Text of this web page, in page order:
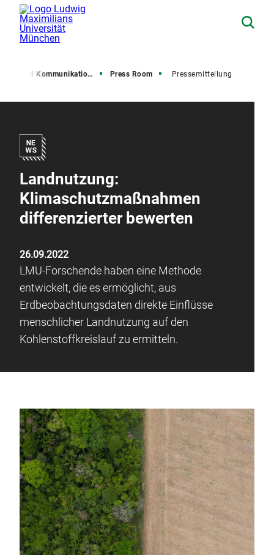
und Kommunikation (PuK) Press Room Pressemitteilung
Landnutzung:
Klimaschutzmaßnahmen
differenzierter bewerten
26.09.2022
LMU-Forschende haben eine Methode
entwickelt, die es ermöglicht, aus
Erdbeobachtungsdaten direkte Einflüsse
menschlicher Landnutzung auf den
Kohlenstoffkreislauf zu ermitteln.